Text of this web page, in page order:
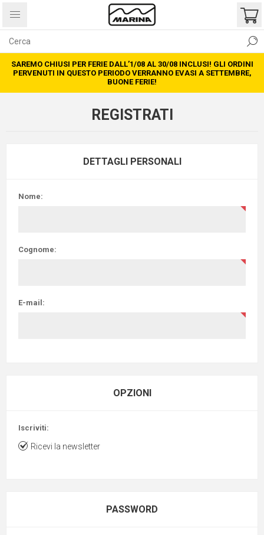
SAREMO CHIUSI PER FERIE DALL’1/08 AL 30/08 INCLUSI! GLI ORDINI
PERVENUTI IN QUESTO PERIODO VERRANNO EVASI A SETTEMBRE,
BUONE FERIE!
REGISTRATI
DETTAGLI PERSONALI
Nome:
Cognome:
E-mail:
OPZIONI
Iscriviti:
Ricevi la newsletter
PASSWORD